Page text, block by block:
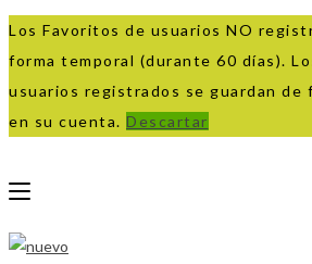
Los Favoritos de usuarios NO
forma temporal (durante 60 días).
usuarios registrados se guardan de
en su cuenta. Descartar
al